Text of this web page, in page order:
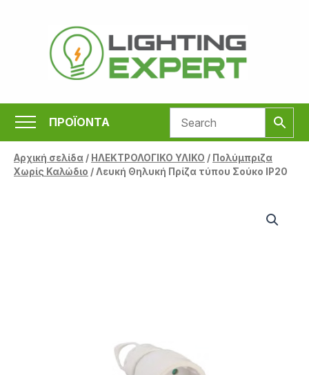
περιεχόμενο
ΠΡΟΪΟΝΤΑ
Αρχική σελίδα/ ΗΛΕΚΤΡΟΛΟΓΙΚΟ ΥΛΙΚΟ / Πολύμπριζα
Χωρίς Καλώδιο / Λευκή Θηλυκή Πρίζα τύπου Σούκο IP20